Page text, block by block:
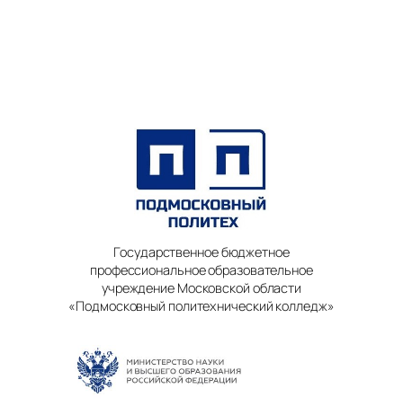
Государственное бюджетное
профессиональное образовательное
учреждение Московской области
«Подмосковный политехнический колледж»